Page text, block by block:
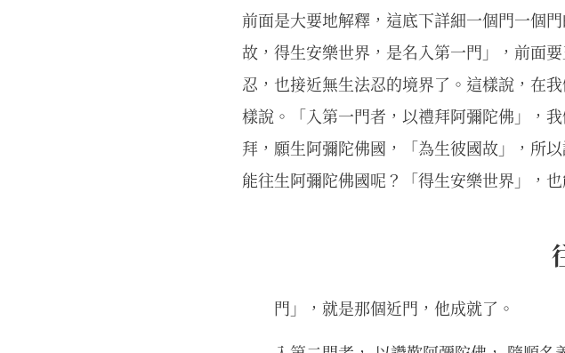
前面是大要地解釋，這底下詳細一個門一個
故，得生安樂世界，是名入第一門」，前面
忍，也接近無生法忍的境界了。這樣說，在
樣說。「入第一門者，以禮拜阿彌陀佛」，
拜，願生阿彌陀佛國，「為生彼國故」，所
能往生阿彌陀佛國呢？「得生安樂世界」，
門」，就是那個近門，他成就了。